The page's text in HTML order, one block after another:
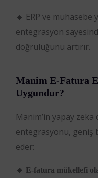
🔹 ERP ve muhasebe
entegrasyon
doğruluğunu artırır.
Manim E-Fatura
Uygundur?
Manim’in yapay
entegrasyonu, geniş
eder:
🔹 E-fatura mükellefi